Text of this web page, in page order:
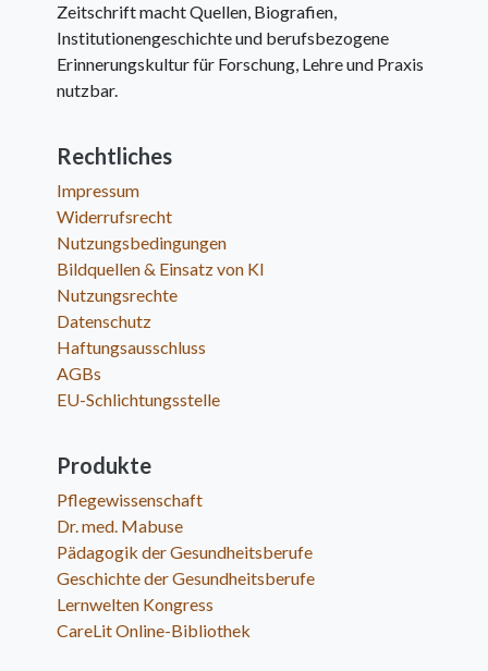
Zeitschrift macht Quellen, Biografien,
Institutionengeschichte und berufsbezogene
Erinnerungskultur für Forschung, Lehre und Praxis
nutzbar.
Rechtliches
Impressum
Widerrufsrecht
Nutzungsbedingungen
Bildquellen & Einsatz von KI
Nutzungsrechte
Datenschutz
Haftungsausschluss
AGBs
EU-Schlichtungsstelle
Produkte
Pflegewissenschaft
Dr. med. Mabuse
Pädagogik der Gesundheitsberufe
Geschichte der Gesundheitsberufe
Lernwelten Kongress
CareLit Online-Bibliothek